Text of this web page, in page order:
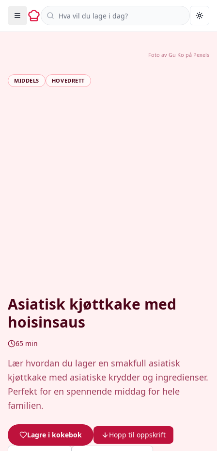
Søk i oppskrifter
MIDDELS HOVEDRETT
Asiatisk kjøttkake med
hoisinsaus
65 min
Lær hvordan du lager en smakfull asiatisk
kjøttkake med asiatiske krydder og ingredienser.
Perfekt for en spennende middag for hele
familien.
Lagre i kokebok Hopp til oppskrift
Foto av Gu Ko på Pexels